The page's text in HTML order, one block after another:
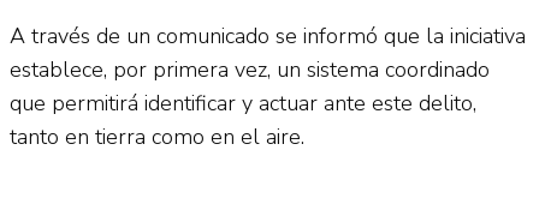
No Result
View All Result
A través de un comunicado se informó que la iniciativa
establece, por primera vez, un sistema coordinado
que permitirá identificar y actuar ante este delito,
tanto en tierra como en el aire.